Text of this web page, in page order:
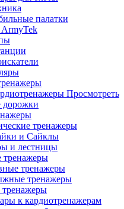
палатки
Просмотреть
дорожки
тренажеры
и Сайклы
и лестницы
тренажеры
тренажеры
тренажеры
тренажеры
к кардиотренажерам